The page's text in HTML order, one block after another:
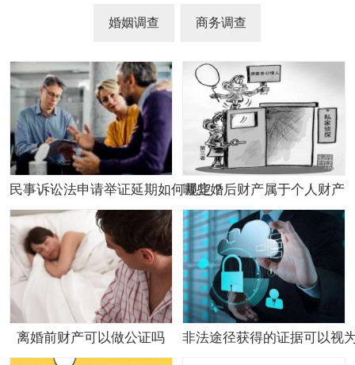
婚姻调查 商务调查
民事诉讼法申请举证延期如何规定？哪些婚后财产属于个人财产
离婚前财产可以做公证吗 非法途径获得的证据可以视